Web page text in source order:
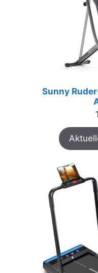
Sunny